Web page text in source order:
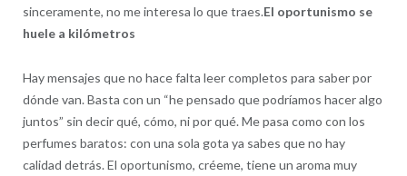
sinceramente, no me interesa lo que traes.El oportunismo se
huele a kilómetros
Hay mensajes que no hace falta leer completos para saber por
dónde van. Basta con un “he pensado que podríamos hacer algo
juntos” sin decir qué, cómo, ni por qué. Me pasa como con los
perfumes baratos: con una sola gota ya sabes que no hay
calidad detrás. El oportunismo, créeme, tiene un aroma muy